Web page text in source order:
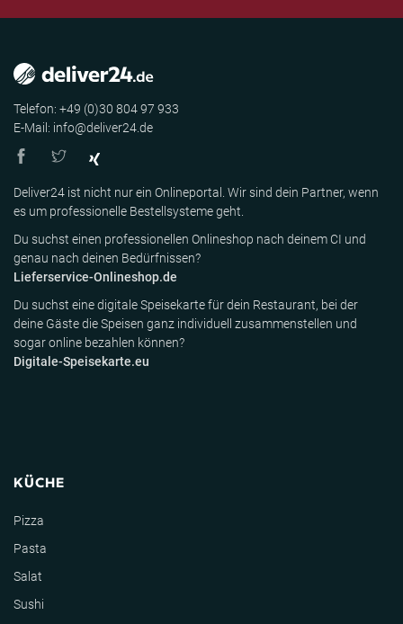
Telefon: +49 (0)30 804 97 933
E-Mail: info@deliver24.de
Deliver24 ist nicht nur ein Onlineportal. Wir sind dein Partner, wenn
es um professionelle Bestellsysteme geht.
Du suchst einen professionellen Onlineshop nach deinem CI und
genau nach deinen Bedürfnissen?
Lieferservice-Onlineshop.de
Du suchst eine digitale Speisekarte für dein Restaurant, bei der
deine Gäste die Speisen ganz individuell zusammenstellen und
sogar online bezahlen können?
Digitale-Speisekarte.eu
KÜCHE
Pizza
Pasta
Salat
Sushi